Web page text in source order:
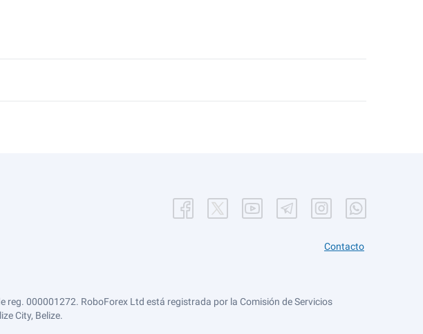
Contacto
reg. 000001272. RoboForex Ltd está registrada por la Comisión de Servicios
City, Belize.